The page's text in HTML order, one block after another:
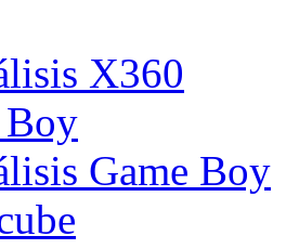
X360
Boy
Game Boy